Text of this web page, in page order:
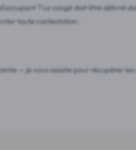
? Le congé doit être délivré
toute contestation.
— je vous assiste pour récupérer les